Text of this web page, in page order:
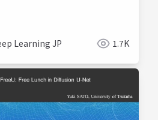
Learning JP 1.7K